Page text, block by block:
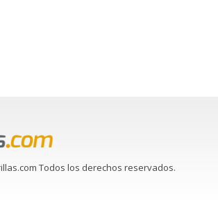
Todos los derechos reservados.